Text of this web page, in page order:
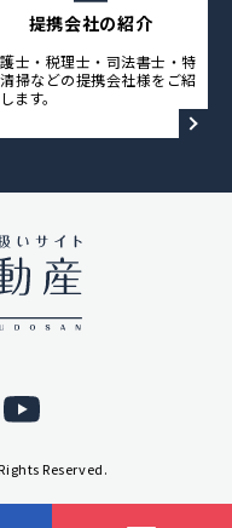
提携会社の紹介
士・税理士・司法書士・特
掃などの提携会社様をご紹
ます。
Reserved.